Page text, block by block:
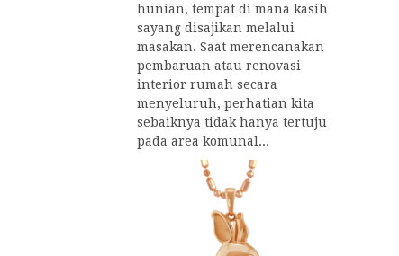
hunian, tempat di mana kasih
sayang disajikan melalui
masakan. Saat merencanakan
pembaruan atau renovasi
interior rumah secara
menyeluruh, perhatian kita
sebaiknya tidak hanya tertuju
pada area komunal...